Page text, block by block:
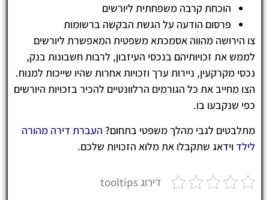
הוכחת קרבה משפחתית ליורשים
פרסום הודעה על הגשת הבקשה ברשומות
צו הירושה מהווה אסמכתא משפטית המאפשרת ליורשים
לממש את זכויותיהם בנכסי העיזבון, לרבות חשבונות בנק,
נכסי מקרקעין, ניירות ערך וזכויות אחרות שהיו שייכות למנוח.
הצו מחייב את כל הגורמים הרלוונטיים להכיר בזכויות היורשים
כפי שנקבעו בו.
מתלבטים לגבי מהלך משפטי בתחום? העברת דירה מהורה
לילד וידאג שתקבלו את מלוא הזכויות שלכם.
דירוג tooltips